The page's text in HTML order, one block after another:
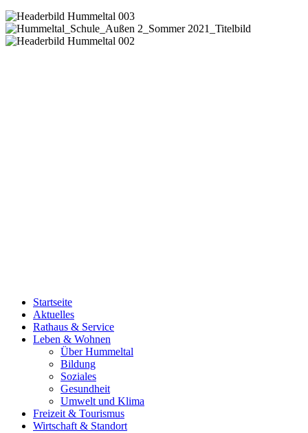
Startseite
Aktuelles
Rathaus & Service
Leben & Wohnen
Über Hummeltal
Bildung
Soziales
Gesundheit
Umwelt und Klima
Freizeit & Tourismus
Wirtschaft & Standort